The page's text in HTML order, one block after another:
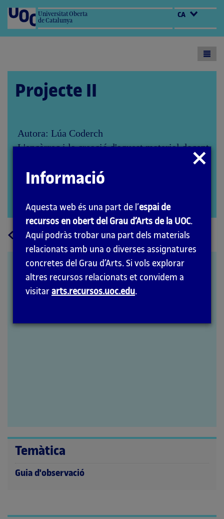
Universitat Oberta
de Catalunya
CA
Projecte II
Autora: Lúa Coderch
L'encàrrec i la creació d'aquest material docent
han estat coordinats per les professores: Aida
Sánchez de Serdio Martín i María Iñigo Clavo
PID_00271388
Tornara
la
pàgina
principal
07_L’economia. Guia
d’observació i prospectiva
Temàtica
Guia d'observació
Tancar
modal
Informació
Aquesta web és una part de l’espai de
recursos en obert del Grau d’Arts de la UOC.
Aquí podràs trobar una part dels materials
relacionats amb una o diverses assignatures
concretes del Grau d’Arts. Si vols explorar
altres recursos relacionats et convidem a
visitar arts.recursos.uoc.edu.